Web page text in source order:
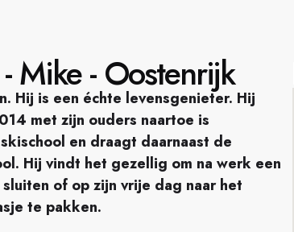
Mike - Oostenrijk
Hij is een échte levensgenieter. Hij
met zijn ouders naartoe is
en draagt daarnaast de
Hij vindt het gezellig om na werk een
of op zijn vrije dag naar het
te pakken.